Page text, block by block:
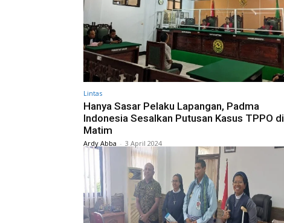
Lintas
Hanya Sasar Pelaku Lapangan, Padma
Indonesia Sesalkan Putusan Kasus TPPO di
Matim
Ardy Abba - 3 April 2024